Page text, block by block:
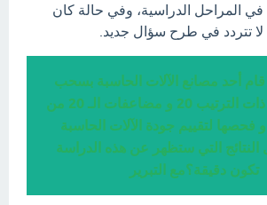
في المراحل الدراسية، وفي حالة كان
تتردد في طرح سؤال جديد.
قام أحد مصانع الآلات الحاسبة بسحب
الآلة الحاسبة ذات الترتيب 20 و مضاعفات الـ 20 من
فحصها لتقييم جودة الآلات الحاسبة
النتائج التي ستظهر عن هذه الدراسة
تكون دقيقة؟مع التبرير